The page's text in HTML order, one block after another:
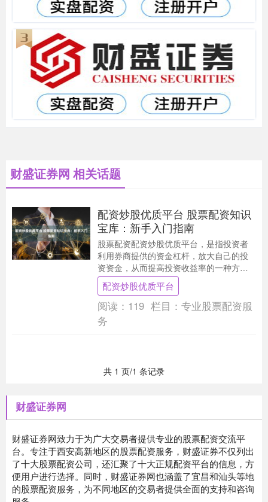
财盛证券网 相关话题
配资炒股优质平台 股票配资知识
宝库：新手入门指南
股票配资配资炒股优质平台，是指投资者
利用券商提供的资金杠杆，放大自己的投
资资金，从而提高投资收益率的一种方
式。对于新手投资者来说，了解股票配资
的知识至关重要。 ....
配资炒股优质平台
阅读： 119 栏目： 专业股票配资服
务
共 1 页/1 条记录
财盛证券网
财盛证券网致力于为广大交易者提供专业的股票配资交流平
台。专注于西安高新地区的股票配资服务，财盛证券不仅列出
了十大股票配资公司，还汇聚了十大正规配资平台的信息，方
便用户进行选择。同时，财盛证券网也涵盖了宜昌和汕头等地
的股票配资服务，为不同地区的交易者提供全面的支持和咨询